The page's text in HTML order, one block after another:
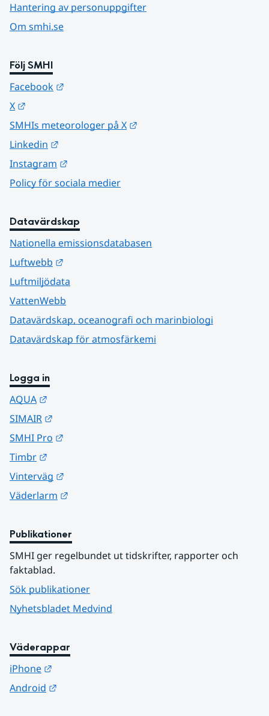
Hantering av personuppgifter
Om smhi.se
Följ SMHI
Facebook
X
SMHIs meteorologer på X
Linkedin
Instagram
Policy för sociala medier
Datavärdskap
Nationella emissionsdatabasen
Luftwebb
Luftmiljödata
VattenWebb
Datavärdskap, oceanografi och marinbiologi
Datavärdskap för atmosfärkemi
Logga in
AQUA
SIMAIR
SMHI Pro
Timbr
Vinterväg
Väderlarm
Publikationer
SMHI ger regelbundet ut tidskrifter, rapporter och
faktablad.
Sök publikationer
Nyhetsbladet Medvind
Väderappar
iPhone
Android